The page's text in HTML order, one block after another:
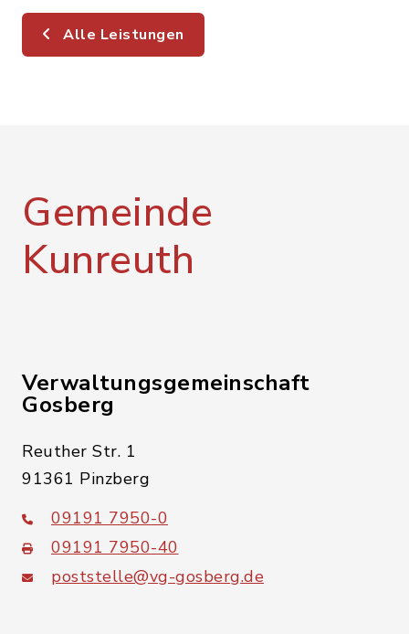
Alle Leistungen
Gemeinde
Kunreuth
Verwaltungsgemeinschaft
Gosberg
Reuther Str. 1
91361 Pinzberg
09191 7950-0
09191 7950-40
poststelle@vg-gosberg.de